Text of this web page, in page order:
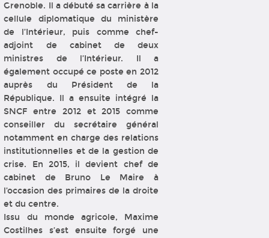
Grenoble. Il a débuté sa carrière à la
cellule diplomatique du ministère
de l’Intérieur, puis comme chef-
adjoint de cabinet de deux
ministres de l’Intérieur. Il a
également occupé ce poste en 2012
auprès du Président de la
République. Il a ensuite intégré la
SNCF entre 2012 et 2015 comme
conseiller du secrétaire général
notamment en charge des relations
institutionnelles et de la gestion de
crise. En 2015, il devient chef de
cabinet de Bruno Le Maire à
l’occasion des primaires de la droite
et du centre.
Issu du monde agricole, Maxime
Costilhes s’est ensuite forgé une